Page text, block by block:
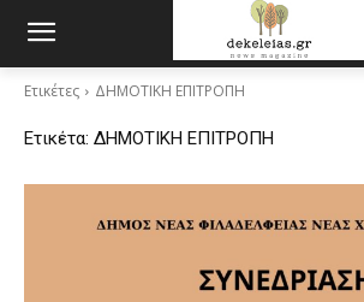
Ετικέτες ΔΗΜΟΤΙΚΗ ΕΠΙΤΡΟΠΗ
Ετικέτα: ΔΗΜΟΤΙΚΗ ΕΠΙΤΡΟΠΗ